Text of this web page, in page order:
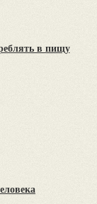
в пищу